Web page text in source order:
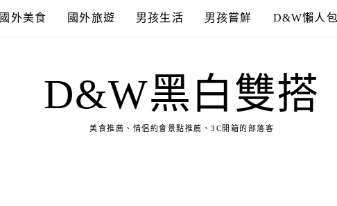
國外美食 國外旅遊 男孩生活 男孩嘗鮮 D&W懶人
D&W黑白雙搭
美食推薦、情侶約會景點推薦、3C開箱的部落客